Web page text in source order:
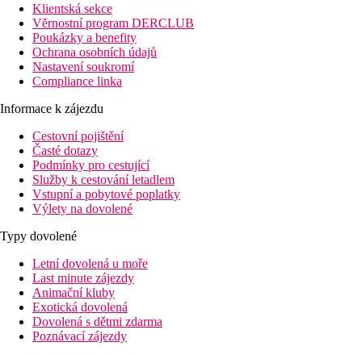
Klientská sekce
Věrnostní program DERCLUB
Poukázky a benefity
Ochrana osobních údajů
Nastavení soukromí
Compliance linka
Informace k zájezdu
Cestovní pojištění
Časté dotazy
Podmínky pro cestující
Služby k cestování letadlem
Vstupní a pobytové poplatky
Výlety na dovolené
Typy dovolené
Letní dovolená u moře
Last minute zájezdy
Animační kluby
Exotická dovolená
Dovolená s dětmi zdarma
Poznávací zájezdy